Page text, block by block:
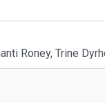
Roney, Trine